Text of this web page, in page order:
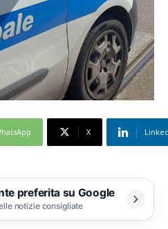
X
preferita su Google
notizie consigliate